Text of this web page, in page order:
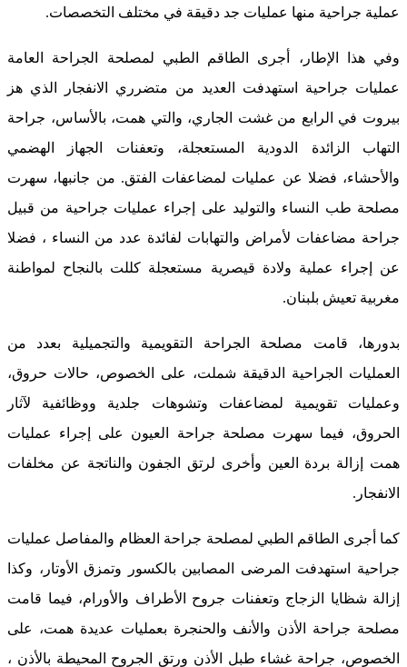
عملية جراحية منها عمليات جد دقيقة في مختلف التخصصات.
وفي هذا الإطار، أجرى الطاقم الطبي لمصلحة الجراحة العامة
عمليات جراحية استهدفت العديد من متضرري الانفجار الذي هز
بيروت في الرابع من غشت الجاري، والتي همت، بالأساس، جراحة
التهاب الزائدة الدودية المستعجلة، وتعفنات الجهاز الهضمي
والأحشاء، فضلا عن عمليات لمضاعفات الفتق. من جانبها، سهرت
مصلحة طب النساء والتوليد على إجراء عمليات جراحية من قبيل
جراحة مضاعفات لأمراض والتهابات لفائدة عدد من النساء ، فضلا
عن إجراء عملية ولادة قيصرية مستعجلة كللت بالنجاح لمواطنة
مغربية تعيش بلبنان.
بدورها، قامت مصلحة الجراحة التقويمية والتجميلية بعدد من
العمليات الجراحية الدقيقة شملت، على الخصوص، حالات حروق،
وعمليات تقويمية لمضاعفات وتشوهات جلدية ووظائفية لآثار
الحروق، فيما سهرت مصلحة جراحة العيون على إجراء عمليات
همت إزالة بردة العين وأخرى لرتق الجفون والناتجة عن مخلفات
الانفجار.
كما أجرى الطاقم الطبي لمصلحة جراحة العظام والمفاصل عمليات
جراحية استهدفت المرضى المصابين بالكسور وتمزق الأوتار، وكذا
إزالة شظايا الزجاج وتعفنات جروح الأطراف والأورام، فيما قامت
مصلحة جراحة الأذن والأنف والحنجرة بعمليات عديدة همت، على
الخصوص، جراحة غشاء طبل الأذن ورتق الجروح المحيطة بالأذن ،